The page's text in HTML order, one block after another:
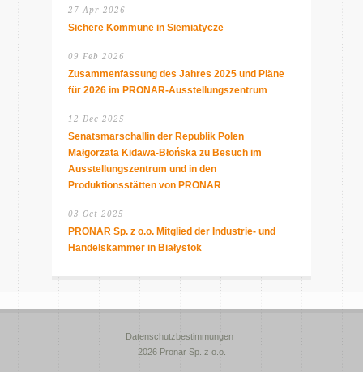
27 Apr 2026
Sichere Kommune in Siemiatycze
09 Feb 2026
Zusammenfassung des Jahres 2025 und Pläne
für 2026 im PRONAR-Ausstellungszentrum
12 Dec 2025
Senatsmarschallin der Republik Polen
Małgorzata Kidawa-Błońska zu Besuch im
Ausstellungszentrum und in den
Produktionsstätten von PRONAR
03 Oct 2025
PRONAR Sp. z o.o. Mitglied der Industrie- und
Handelskammer in Białystok
Datenschutzbestimmungen
2026 Pronar Sp. z o.o.